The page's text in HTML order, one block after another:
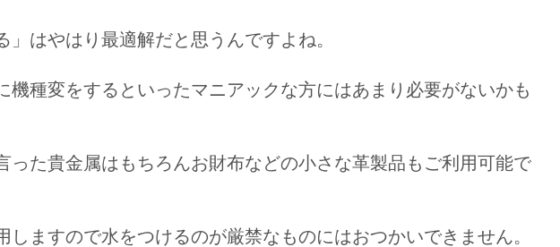
はやはり最適解だと思うんですよね。
種変をするといったマニアックな方にはあまり必要がないかも
った貴金属はもちろんお財布などの小さな革製品もご利用可能で
ますので水をつけるのが厳禁なものにはおつかいできません。